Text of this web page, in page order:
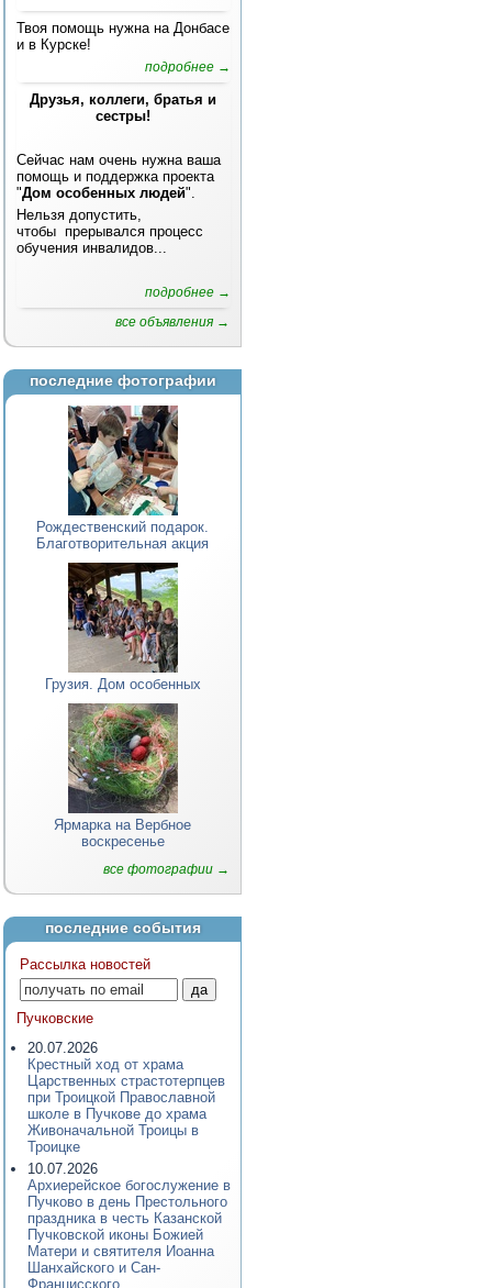
Твоя помощь нужна на Донбасе
и в Курске!
подробнее →
Друзья, коллеги, братья и
сестры!
Сейчас нам очень нужна ваша
помощь и поддержка проекта
"Дом особенных людей".
Нельзя допустить,
чтобы прерывался процесс
обучения инвалидов...
подробнее →
все объявления →
последние фотографии
Рождественский подарок.
Благотворительная акция
Грузия. Дом особенных
Ярмарка на Вербное
воскресенье
все фотографии →
последние события
Рассылка новостей
Пучковские
20.07.2026
Крестный ход от храма
Царственных страстотерпцев
при Троицкой Православной
школе в Пучкове до храма
Живоначальной Троицы в
Троицке
10.07.2026
Архиерейское богослужение в
Пучково в день Престольного
праздника в честь Казанской
Пучковской иконы Божией
Матери и святителя Иоанна
Шанхайского и Сан-
Францисского